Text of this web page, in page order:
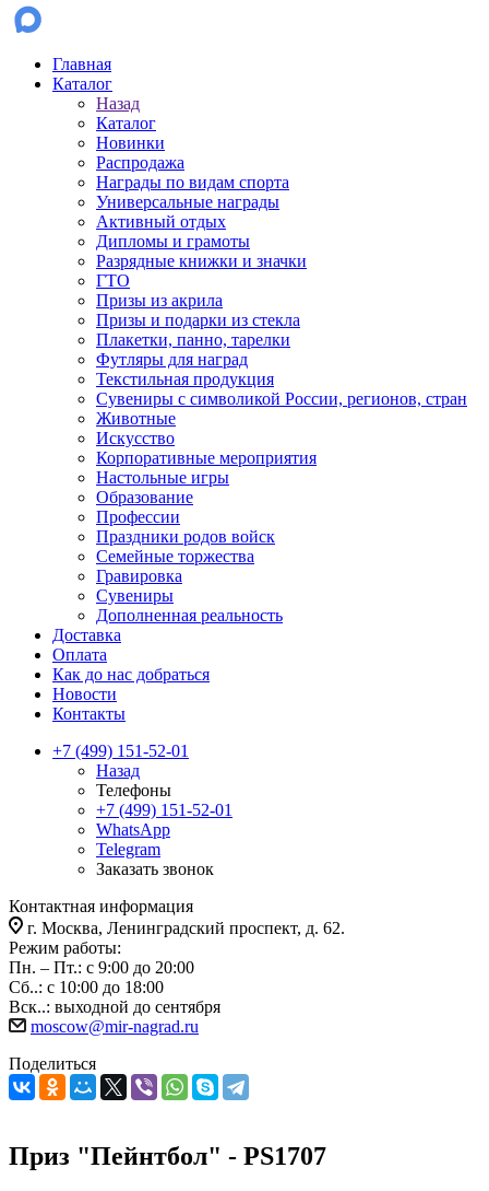
Главная
Каталог
Назад
Каталог
Новинки
Распродажа
Награды по видам спорта
Универсальные награды
Активный отдых
Дипломы и грамоты
Разрядные книжки и значки
ГТО
Призы из акрила
Призы и подарки из стекла
Плакетки, панно, тарелки
Футляры для наград
Текстильная продукция
Сувениры с символикой России, регионов, стран
Животные
Искусство
Корпоративные мероприятия
Настольные игры
Образование
Профессии
Праздники родов войск
Семейные торжества
Гравировка
Сувениры
Дополненная реальность
Доставка
Оплата
Как до нас добраться
Новости
Контакты
+7 (499) 151-52-01
Назад
Телефоны
+7 (499) 151-52-01
WhatsApp
Telegram
Заказать звонок
Контактная информация
г. Москва, Ленинградский проспект, д. 62.
Режим работы:
Пн. – Пт.: с 9:00 до 20:00
Сб..: с 10:00 до 18:00
Вск..: выходной до сентября
moscow@mir-nagrad.ru
Поделиться
Приз "Пейнтбол" - PS1707